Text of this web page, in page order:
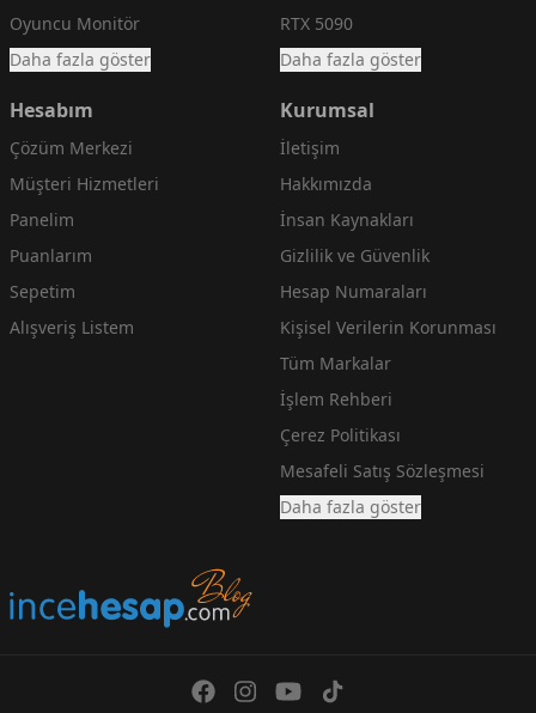
Oyuncu Monitör
Daha fazla göster
RTX 5090
Daha fazla göster
Hesabım
Çözüm Merkezi
Müşteri Hizmetleri
Panelim
Puanlarım
Sepetim
Alışveriş Listem
Kurumsal
İletişim
Hakkımızda
İnsan Kaynakları
Gizlilik ve Güvenlik
Hesap Numaraları
Kişisel Verilerin Korunması
Tüm Markalar
İşlem Rehberi
Çerez Politikası
Mesafeli Satış Sözleşmesi
Daha fazla göster